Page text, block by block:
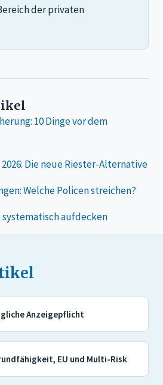
der privaten
10 Dinge vor dem
Die neue Riester-Alternative
Welche Policen streichen?
aufdecken
Anzeigepflicht
EU und Multi-Risk